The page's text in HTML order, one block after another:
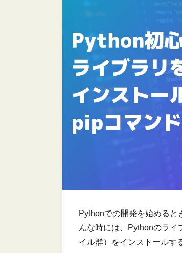
Pythonでの開発を始める
んな時には、Pythonのラ
イル群）をインストールす